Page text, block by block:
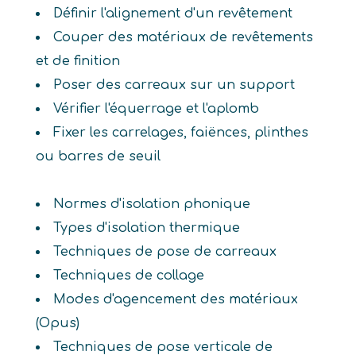
Définir l'alignement d'un revêtement
Couper des matériaux de revêtements
et de finition
Poser des carreaux sur un support
Vérifier l'équerrage et l'aplomb
Fixer les carrelages, faiënces, plinthes
ou barres de seuil
Normes d'isolation phonique
Types d'isolation thermique
Techniques de pose de carreaux
Techniques de collage
Modes d'agencement des matériaux
(Opus)
Techniques de pose verticale de